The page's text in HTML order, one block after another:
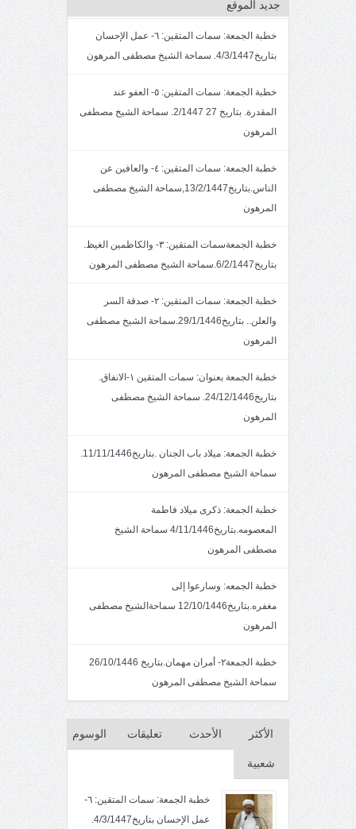
جديد الموقع
خطبة الجمعة: سمات المتقين: ٦- عمل الإحسان
بتاريخ4/3/1447. سماحة الشيخ مصطفى المرهون
خطبة الجمعة: سمات المتقين: ٥- العفو عند
المقدرة. بتاريخ 27 2/1447. سماحة الشيخ مصطفى
المرهون
خطبة الجمعة: سمات المتقين: ٤- والعافين عن
الناس.بتاريخ13/2/1447,سماحة الشيخ مصطفى
المرهون
خطبة الجمعةسمات المتقين: ٣- والكاظمين الغيظ.
بتاريخ6/2/1447.سماحة الشيخ مصطفى المرهون
خطبة الجمعة: سمات المتقين: ٢- صدقة السر
والعلن.. بتاريخ29/1/1446.سماحة الشيخ مصطفى
المرهون
خطبة الجمعة بعنوان: سمات المتقين ١-الانفاق.
بتاريخ24/12/1446. سماحة الشيخ مصطفى
المرهون
خطبة الجمعة: ميلاد باب الجنان .بتاريخ11/11/1446.
سماحة الشيخ مصطفى المرهون
خطبة الجمعة: ذكرى ميلاد فاطمة
المعصومه.بتاريخ4/11/1446 سماحة الشيخ
مصطفى المرهون
خطبة الجمعه: وسارعوا إلى
مغفره.بتاريخ12/10/1446 سماحةالشيخ مصطفى
المرهون
خطبة الجمعة٢- أمران مهمان.بتاريخ 26/10/1446
سماحة الشيخ مصطفى المرهون
الأكثر
شعبية
الأحدث تعليقات الوسوم
خطبة الجمعة: سمات المتقين: ٦-
عمل الإحسان بتاريخ4/3/1447.